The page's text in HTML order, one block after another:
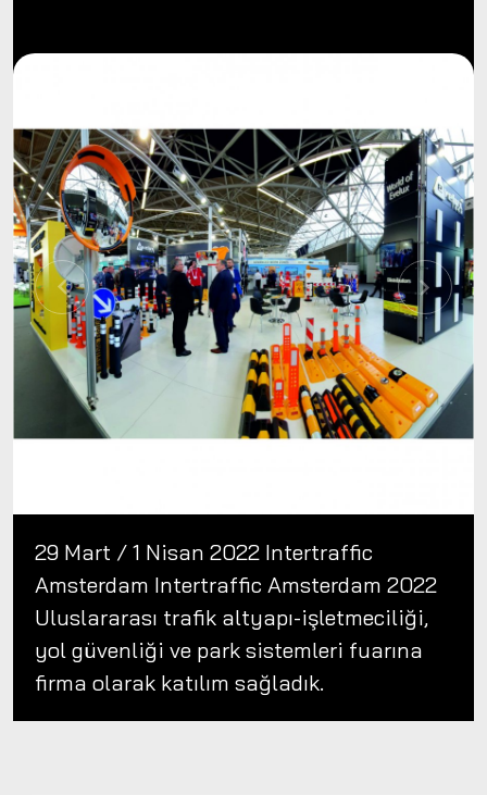
29 Mart / 1 Nisan 2022 Intertraffic
Amsterdam Intertraffic Amsterdam 2022
Uluslararası trafik altyapı-işletmeciliği,
yol güvenliği ve park sistemleri fuarına
firma olarak katılım sağladık.